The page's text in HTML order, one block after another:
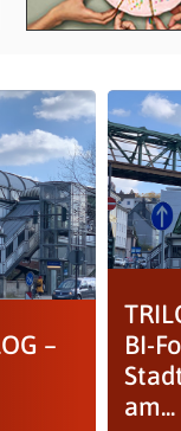
–
BI-
am...